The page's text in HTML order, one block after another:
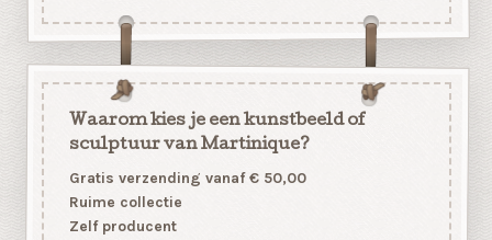
Waarom kies je een kunstbeeld of
sculptuur van Martinique?
Gratis verzending vanaf € 50,00
Ruime collectie
Zelf producent